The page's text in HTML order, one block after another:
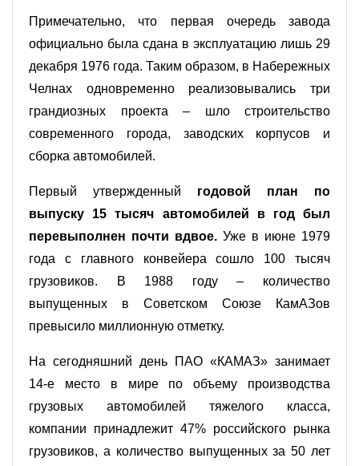
Примечательно, что первая очередь завода
официально была сдана в эксплуатацию лишь 29
декабря 1976 года. Таким образом, в Набережных
Челнах одновременно реализовывались три
грандиозных проекта – шло строительство
современного города, заводских корпусов и
сборка автомобилей.
Первый утвержденный годовой план по
выпуску 15 тысяч автомобилей в год был
перевыполнен почти вдвое. Уже в июне 1979
года с главного конвейера сошло 100 тысяч
грузовиков. В 1988 году – количество
выпущенных в Советском Союзе КамАЗов
превысило миллионную отметку.
На сегодняшний день ПАО «КАМАЗ» занимает
14-е место в мире по объему производства
грузовых автомобилей тяжелого класса,
компании принадлежит 47% российского рынка
грузовиков, а количество выпущенных за 50 лет